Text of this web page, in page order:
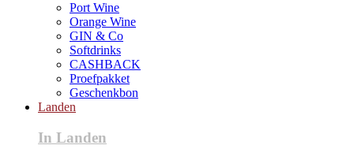
Port Wine
Orange Wine
GIN & Co
Softdrinks
CASHBACK
Proefpakket
Geschenkbon
Landen
In Landen